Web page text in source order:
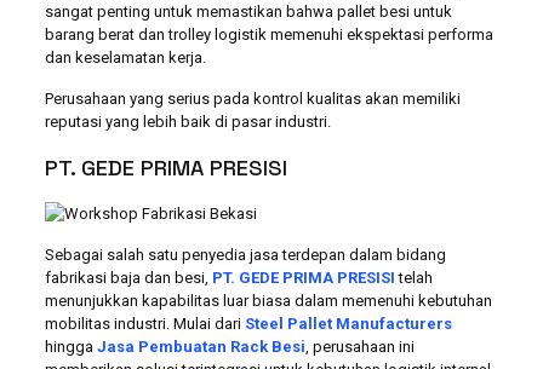
sangat penting untuk memastikan bahwa pallet besi untuk
barang berat dan trolley logistik memenuhi ekspektasi performa
dan keselamatan kerja.
Perusahaan yang serius pada kontrol kualitas akan memiliki
reputasi yang lebih baik di pasar industri.
PT. GEDE PRIMA PRESISI
Sebagai salah satu penyedia jasa terdepan dalam bidang
fabrikasi baja dan besi, PT. GEDE PRIMA PRESISI telah
menunjukkan kapabilitas luar biasa dalam memenuhi kebutuhan
mobilitas industri. Mulai dari Steel Pallet Manufacturers
hingga Jasa Pembuatan Rack Besi, perusahaan ini